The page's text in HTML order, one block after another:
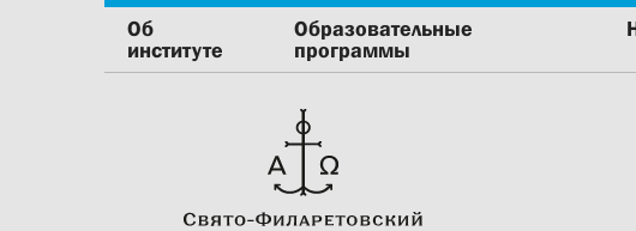
Об
институте
Образовательные
программы